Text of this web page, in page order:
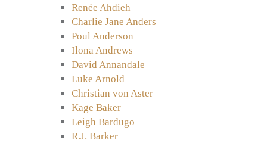
Renée Ahdieh
Charlie Jane Anders
Poul Anderson
Ilona Andrews
David Annandale
Luke Arnold
Christian von Aster
Kage Baker
Leigh Bardugo
R.J. Barker